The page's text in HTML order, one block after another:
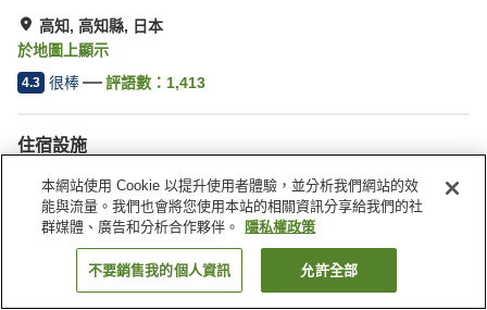
高知, 高知縣, 日本
於地圖上顯示
4.3 很棒 評語數： 1,413
住宿設施
停車場
三溫暖
Spa／美容沙龍
餐廳
找客房
本網站使用 Cookie 以提升使用者體驗，並分析我們網站的效
能與流量。我們也會將您使用本站的相關資訊分享給我們的社
群媒體、廣告和分析合作夥伴。
隱私權政策
不要銷售我的個人資訊 允許全部